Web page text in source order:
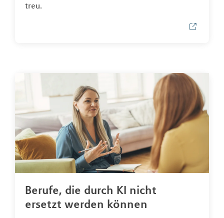
treu.
Berufe, die durch KI nicht
ersetzt werden können